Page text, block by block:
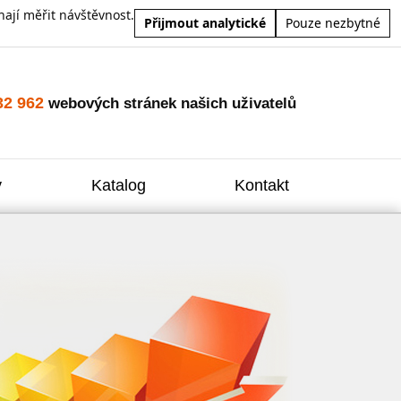
měřit návštěvnost.
Přijmout analytické Pouze nezbytné
962 webových stránek našich uživatelů
Katalog Kontakt